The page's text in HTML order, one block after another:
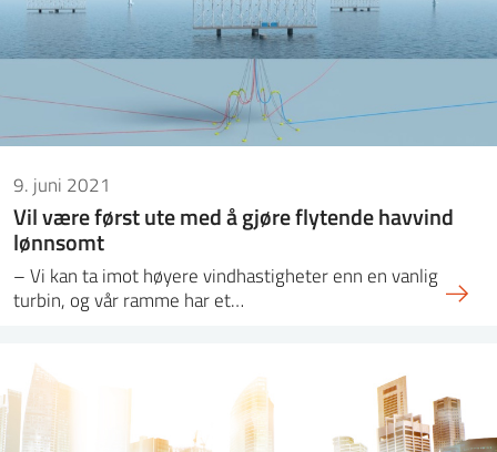
9. juni 2021
Vil være først ute med å gjøre flytende havvind
lønnsomt
– Vi kan ta imot høyere vindhastigheter enn en vanlig
turbin, og vår ramme har et…